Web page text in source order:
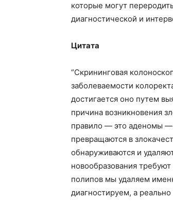
которые могут
диагностической и
Цитата
“Скрининговая
заболеваемости
достигается оно путем
причина возникновения
правило — это аденомы
превращаются в
обнаруживаются и
новообразования
полипов мы удаляем
диагностируем, а